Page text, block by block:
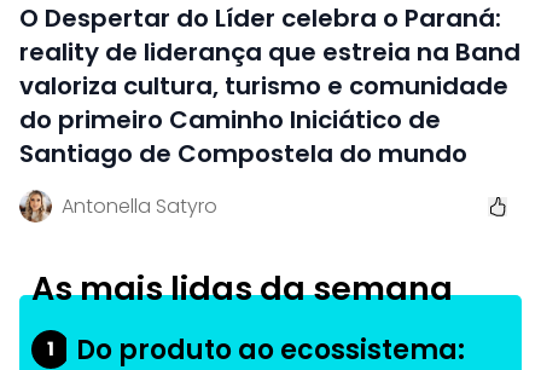
O Despertar do Líder celebra o Paraná:
reality de liderança que estreia na Band
valoriza cultura, turismo e comunidade
do primeiro Caminho Iniciático de
Santiago de Compostela do mundo
Antonella Satyro
As mais lidas da semana
1
Do produto ao ecossistema: